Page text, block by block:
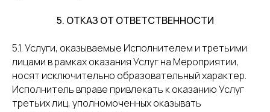
5. ОТКАЗ ОТ ОТВЕТСТВЕННОСТИ
5.1. Услуги, оказываемые Исполнителем и третьими
лицами в рамках оказания Услуг на Мероприятии,
носят исключительно образовательный характер.
Исполнитель вправе привлекать к оказанию Услуг
третьих лиц, уполномоченных оказывать